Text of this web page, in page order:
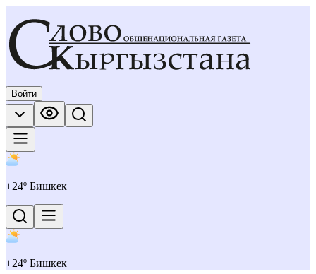
Войти
+24º Бишкек
+24º Бишкек